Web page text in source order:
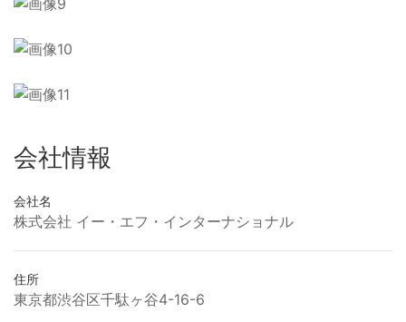
会社情報
会社名
株式会社 イー・エフ・インターナショナル
住所
東京都渋谷区千駄ヶ谷4-16-6